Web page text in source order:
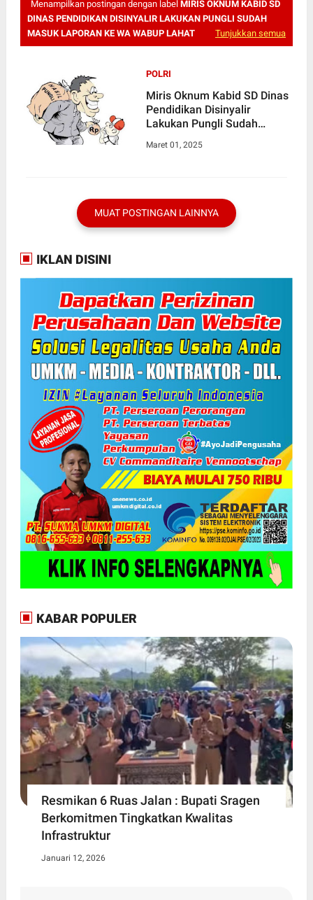
Menampilkan postingan dengan label MIRIS OKNUM KABID SD
DINAS PENDIDIKAN DISINYALIR LAKUKAN PUNGLI SUDAH
MASUK LAPORAN KE WA WABUP LAHAT
Tunjukkan semua
POLRI
Miris Oknum Kabid SD Dinas
Pendidikan Disinyalir
Lakukan Pungli Sudah
Wabup Lahat
Maret 01, 2025
MUAT POSTINGAN LAINNYA
IKLAN DISINI
KABAR POPULER
Resmikan 6 Ruas Jalan : Bupati Sragen
Berkomitmen Tingkatkan Kwalitas
Infrastruktur
Januari 12, 2026